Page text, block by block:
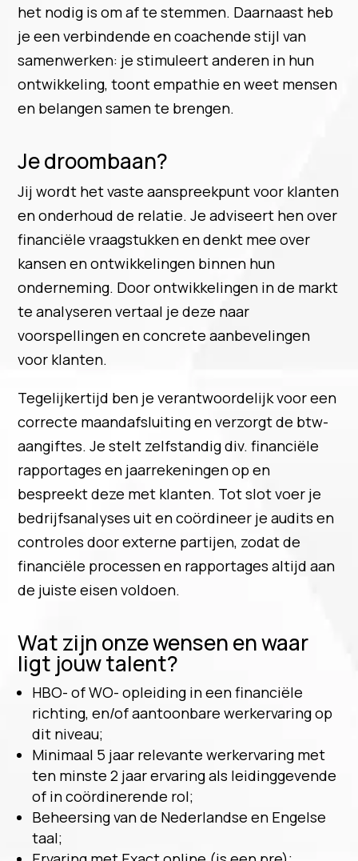
het nodig is om af te stemmen. Daarnaast heb
je een verbindende en coachende stijl van
samenwerken: je stimuleert anderen in hun
ontwikkeling, toont empathie en weet mensen
en belangen samen te brengen.
Je droombaan?
Jij wordt het vaste aanspreekpunt voor klanten
en onderhoud de relatie. Je adviseert hen over
financiële vraagstukken en denkt mee over
kansen en ontwikkelingen binnen hun
onderneming. Door ontwikkelingen in de markt
te analyseren vertaal je deze naar
voorspellingen en concrete aanbevelingen
voor klanten.
Tegelijkertijd ben je verantwoordelijk voor een
correcte maandafsluiting en verzorgt de btw-
aangiftes. Je stelt zelfstandig div. financiële
rapportages en jaarrekeningen op en
bespreekt deze met klanten. Tot slot voer je
bedrijfsanalyses uit en coördineer je audits en
controles door externe partijen, zodat de
financiële processen en rapportages altijd aan
de juiste eisen voldoen.
Wat zijn onze wensen en waar
ligt jouw talent?
HBO- of WO- opleiding in een financiële
richting, en/of aantoonbare werkervaring op
dit niveau;
Minimaal 5 jaar relevante werkervaring met
ten minste 2 jaar ervaring als leidinggevende
of in coördinerende rol;
Beheersing van de Nederlandse en Engelse
taal;